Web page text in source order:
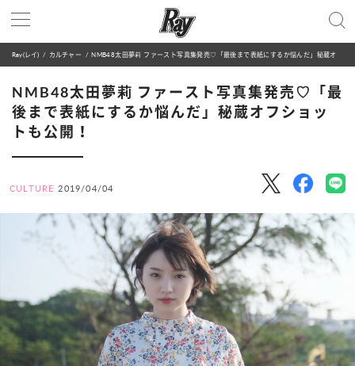
Ray(レイ) カルチャー NMB48太田夢莉 ファースト写真集発売♡「最後まで表紙にするか悩んだ」秘蔵オフショットも公開！
NMB48太田夢莉 ファースト写真集発売♡「最
後まで表紙にするか悩んだ」秘蔵オフショッ
トも公開！
CULTURE 2019/04/04